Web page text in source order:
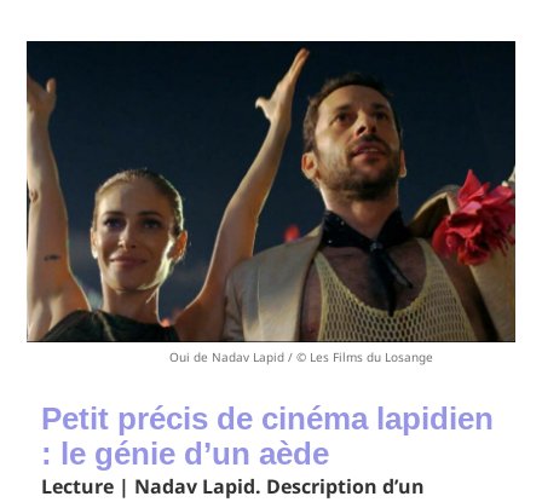
Oui de Nadav Lapid / © Les Films du Losange
Petit précis de cinéma lapidien
: le génie d’un aède
Lecture | Nadav Lapid. Description d’un